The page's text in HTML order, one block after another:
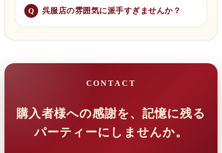
呉服店の雰囲気に派手すぎませんか？
CONTACT
購入者様への感謝を、記憶に残る
パーティーにしませんか。